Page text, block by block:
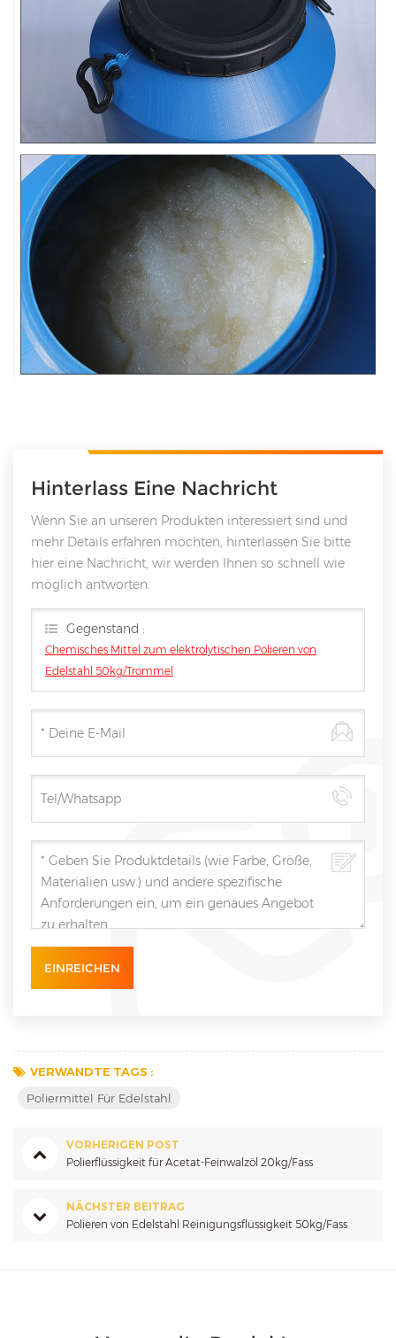
Hinterlass Eine Nachricht
Wenn Sie an unseren Produkten interessiert sind und
mehr Details erfahren möchten, hinterlassen Sie bitte
hier eine Nachricht, wir werden Ihnen so schnell wie
möglich antworten.
Gegenstand :
Chemisches Mittel zum elektrolytischen Polieren von
Edelstahl 50kg/Trommel
VERWANDTE TAGS :
Poliermittel Für Edelstahl
VORHERIGEN POST
Polierflüssigkeit für Acetat-Feinwalzöl 20kg/Fass
NÄCHSTER BEITRAG
Polieren von Edelstahl Reinigungsflüssigkeit 50kg/Fass